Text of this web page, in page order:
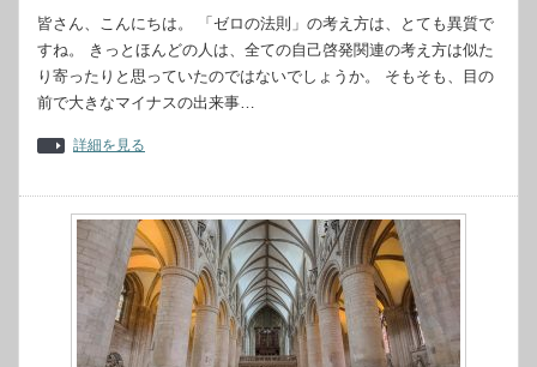
皆さん、こんにちは。 「ゼロの法則」の考え方は、とても異質で
すね。 きっとほんどの人は、全ての自己啓発関連の考え方は似た
り寄ったりと思っていたのではないでしょうか。 そもそも、目の
前で大きなマイナスの出来事…
詳細を見る